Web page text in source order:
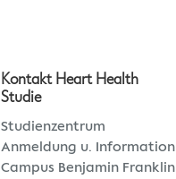
Kontakt Heart Health
Studie
Studienzentrum
Anmeldung u. Information
Campus Benjamin Franklin